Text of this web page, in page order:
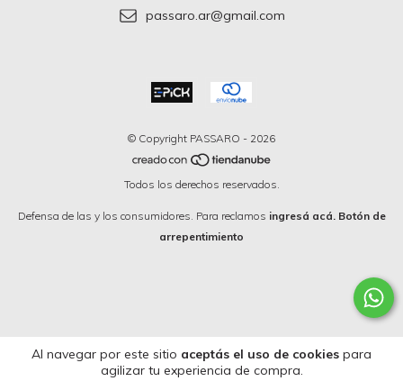
Al navegar por este sitio aceptás el uso de cookies para
agilizar tu experiencia de compra.
passaro.ar@gmail.com
© Copyright PASSARO - 2026
Todos los derechos reservados.
Defensa de las y los consumidores. Para reclamos ingresá acá. Botón de
arrepentimiento